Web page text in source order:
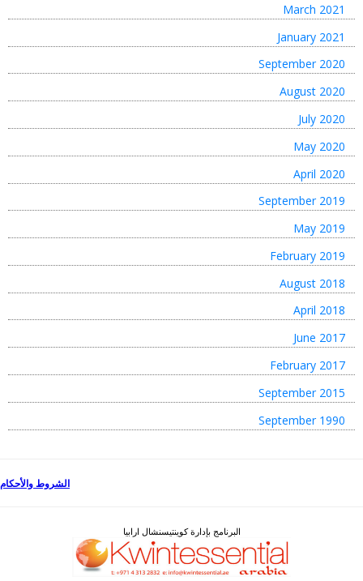
March 2021
January 2021
September 2020
August 2020
July 2020
May 2020
April 2020
September 2019
May 2019
February 2019
August 2018
April 2018
June 2017
February 2017
September 2015
September 1990
الشروط والأحكام
البرنامج بإدارة كوينتيسنشال ارابيا